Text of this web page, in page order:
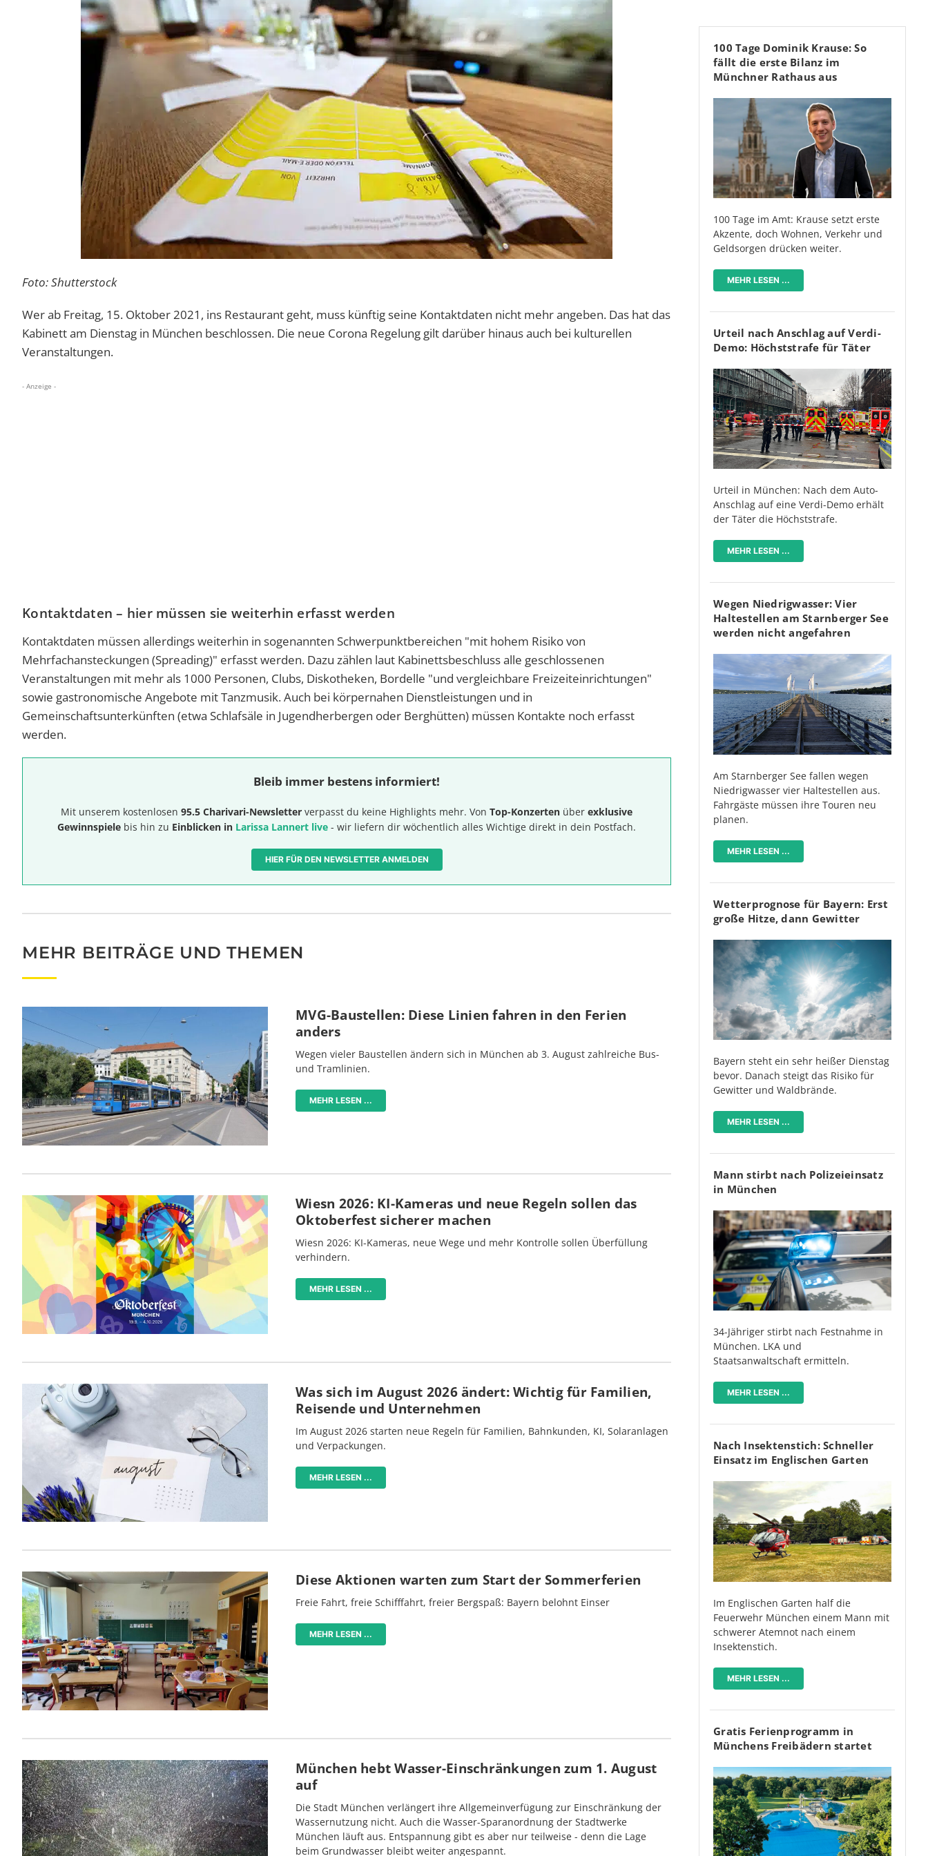
Foto: Shutterstock
Wer ab Freitag, 15. Oktober 2021, ins Restaurant geht, muss künftig seine Kontaktdaten nicht mehr angeben. Das hat das
Kabinett am Dienstag in München beschlossen. Die neue Corona Regelung gilt darüber hinaus auch bei kulturellen
Veranstaltungen.
- Anzeige -
Kontaktdaten – hier müssen sie weiterhin erfasst werden
Kontaktdaten müssen allerdings weiterhin in sogenannten Schwerpunktbereichen "mit hohem Risiko von
Mehrfachansteckungen (Spreading)" erfasst werden. Dazu zählen laut Kabinettsbeschluss alle geschlossenen
Veranstaltungen mit mehr als 1000 Personen, Clubs, Diskotheken, Bordelle "und vergleichbare Freizeiteinrichtungen"
sowie gastronomische Angebote mit Tanzmusik. Auch bei körpernahen Dienstleistungen und in
Gemeinschaftsunterkünften (etwa Schlafsäle in Jugendherbergen oder Berghütten) müssen Kontakte noch erfasst
werden.
Bleib immer bestens informiert!
Mit unserem kostenlosen 95.5 Charivari-Newsletter verpasst du keine Highlights mehr. Von Top-Konzerten über exklusive
Gewinnspiele bis hin zu Einblicken in Larissa Lannert live - wir liefern dir wöchentlich alles Wichtige direkt in dein Postfach.
HIER FÜR DEN NEWSLETTER ANMELDEN
MEHR BEITRÄGE UND THEMEN
MVG-Baustellen: Diese Linien fahren in den Ferien
anders
Wegen vieler Baustellen ändern sich in München ab 3. August zahlreiche Bus-
und Tramlinien.
MEHR LESEN ...
Wiesn 2026: KI-Kameras und neue Regeln sollen das
Oktoberfest sicherer machen
Wiesn 2026: KI-Kameras, neue Wege und mehr Kontrolle sollen Überfüllung
verhindern.
MEHR LESEN ...
Was sich im August 2026 ändert: Wichtig für Familien,
Reisende und Unternehmen
Im August 2026 starten neue Regeln für Familien, Bahnkunden, KI, Solaranlagen
und Verpackungen.
MEHR LESEN ...
Diese Aktionen warten zum Start der Sommerferien
Freie Fahrt, freie Schifffahrt, freier Bergspaß: Bayern belohnt Einser
MEHR LESEN ...
München hebt Wasser-Einschränkungen zum 1. August
auf
Die Stadt München verlängert ihre Allgemeinverfügung zur Einschränkung der
Wassernutzung nicht. Auch die Wasser-Sparanordnung der Stadtwerke
München läuft aus. Entspannung gibt es aber nur teilweise - denn die Lage
beim Grundwasser bleibt weiter angespannt.
100 Tage Dominik Krause: So
fällt die erste Bilanz im
Münchner Rathaus aus
100 Tage im Amt: Krause setzt erste
Akzente, doch Wohnen, Verkehr und
Geldsorgen drücken weiter.
MEHR LESEN ...
Urteil nach Anschlag auf Verdi-
Demo: Höchststrafe für Täter
Urteil in München: Nach dem Auto-
Anschlag auf eine Verdi-Demo erhält
der Täter die Höchststrafe.
MEHR LESEN ...
Wegen Niedrigwasser: Vier
Haltestellen am Starnberger See
werden nicht angefahren
Am Starnberger See fallen wegen
Niedrigwasser vier Haltestellen aus.
Fahrgäste müssen ihre Touren neu
planen.
MEHR LESEN ...
Wetterprognose für Bayern: Erst
große Hitze, dann Gewitter
Bayern steht ein sehr heißer Dienstag
bevor. Danach steigt das Risiko für
Gewitter und Waldbrände.
MEHR LESEN ...
Mann stirbt nach Polizeieinsatz
in München
34-Jähriger stirbt nach Festnahme in
München. LKA und
Staatsanwaltschaft ermitteln.
MEHR LESEN ...
Nach Insektenstich: Schneller
Einsatz im Englischen Garten
Im Englischen Garten half die
Feuerwehr München einem Mann mit
schwerer Atemnot nach einem
Insektenstich.
MEHR LESEN ...
Gratis Ferienprogramm in
Münchens Freibädern startet